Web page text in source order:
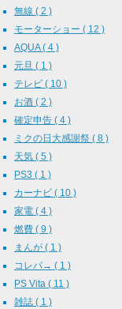
無線 ( 2 )
モーターショー ( 12 )
AQUA ( 4 )
元旦 ( 1 )
テレビ ( 10 )
お酒 ( 2 )
確定申告 ( 4 )
ミクの日大感謝祭 ( 8 )
天気 ( 5 )
PS3 ( 1 )
カーナビ ( 10 )
家電 ( 4 )
燃費 ( 9 )
まんが ( 1 )
コレパ→ ( 1 )
PS Vita ( 11 )
雑誌 ( 1 )